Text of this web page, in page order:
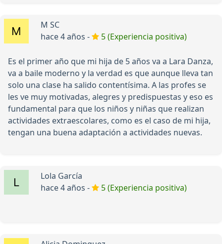
M SC
hace 4 años -
5 (Experiencia positiva)
Es el primer año que mi hija de 5 años va a Lara Danza,
va a baile moderno y la verdad es que aunque lleva tan
solo una clase ha salido contentísima. A las profes se
les ve muy motivadas, alegres y predispuestas y eso es
fundamental para que los niños y niñas que realizan
actividades extraescolares, como es el caso de mi hija,
tengan una buena adaptación a actividades nuevas.
Lola García
hace 4 años -
5 (Experiencia positiva)